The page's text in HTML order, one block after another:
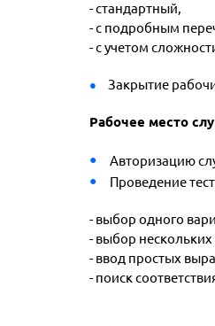
- стандартный,
- с подробным
- с учетом
Закрытие
Рабочее место
Авторизацию
Проведение
- выбор одного
- выбор
- ввод простых
- поиск